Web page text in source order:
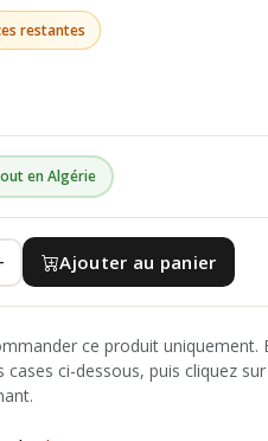
restantes
en Algérie
Ajouter au panier
ce produit uniquement.
cases ci-dessous, puis cliquez